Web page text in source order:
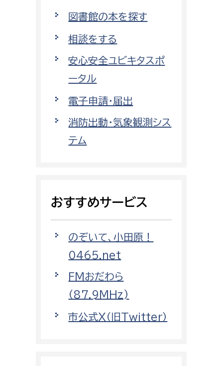
遊びたい
小田原のことを知りたい
イベント・講座などに参加したい
まちづくりに関わりたい
環境政策課
ゼロカーボン推進課
環境事業センター
都市部
建築指導課
開発審査課
消防
消防総務課
警防計画課
図書館の本を探す
相談をする
安心安全ユビキタスポ
ータル
電子申請・届出
消防出動・気象観測シス
テム
おすすめサービス
のぞいて、小田原！
0465.net
FMおだわら
（87.9MHz)
市公式X（旧Twitter）